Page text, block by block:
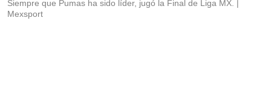
Siempre que Pumas ha sido líder, jugó la Final de Liga MX.
Mexsport